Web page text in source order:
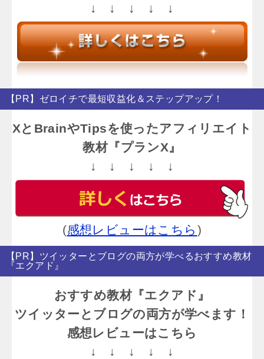
↓ ↓ ↓ ↓ ↓
【PR】ゼロイチで最短収益化＆ステップアップ！
XとBrainやTipsを使ったアフィリエイト
教材『プランX』
↓ ↓ ↓ ↓ ↓
(感想レビューはこちら )
【PR】ツイッターとブログの両方が学べるおすすめ教材
『エクアド』
おすすめ教材『エクアド』
ツイッターとブログの両方が学べます！
感想レビューはこちら
↓ ↓ ↓ ↓ ↓